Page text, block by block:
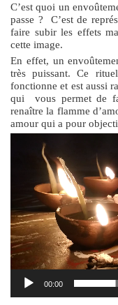
C’est quoi un
passe ? C’est de
faire subir les effets
cette image.
En effet, un
très puissant. Ce
fonctionne et est aussi
qui vous permet de
renaître la flamme
amour qui a pour
e
u
r
d
00:00